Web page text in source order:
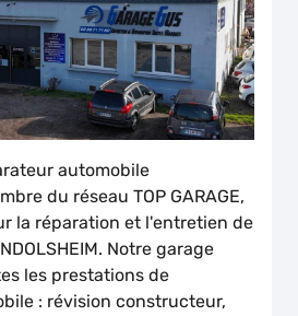
automobile
du réseau TOP GARAGE,
la réparation et l'entretien de
Notre garage
les prestations de
: révision constructeur,